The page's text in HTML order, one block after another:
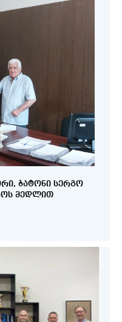
ᲑᲐᲢᲝᲜᲘ ᲡᲔᲠᲒᲝ
ᲛᲔᲓᲚᲘᲗ